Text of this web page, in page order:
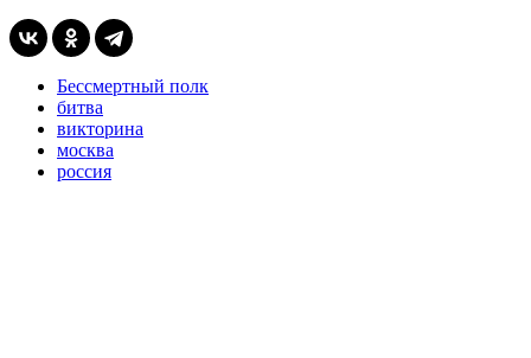
Бессмертный полк
битва
викторина
москва
россия